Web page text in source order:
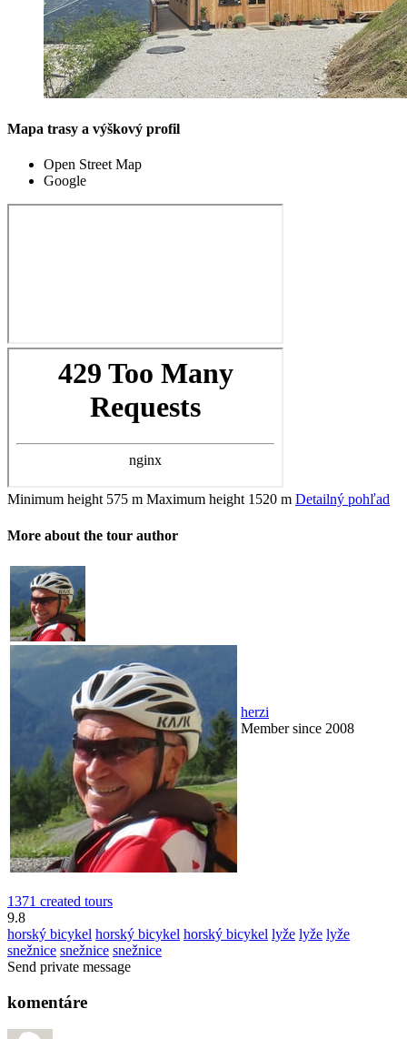
Mapa trasy a výškový profil
Open Street Map
Google
Minimum height 575 m Maximum height 1520 m Detailný pohľad
More about the tour author
herzi
Member since 2008
1371 created tours
9.8
horský bicykel horský bicykel horský bicykel lyže lyže lyže
snežnice snežnice snežnice
Send private message
komentáre